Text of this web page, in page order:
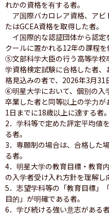
れかの資格を有する者。
ア国際バカロレア資格、アビ
たはGCEA資格を取得した者。
イ国際的な認証団体から認定
クールに置かれる12年の課程を
⑤文部科学大臣の行う高等学校
学資格検定試験に合格した者
格見込みの者で、2026年3月31
⑥明星大学において、個別の入
卒業した者と同等以上の学力
1日までに18歳以上に達する者。
2．学科等で定めた評定平均値
る者。
3．専願制の場合は、合格した
る者。
4．明星大学の教育目標・教育
の入学者受け入れ方針を理解し
5．志望学科等の「教育目標」
目的」が明確である者。
6．学び続ける強い意志がある者